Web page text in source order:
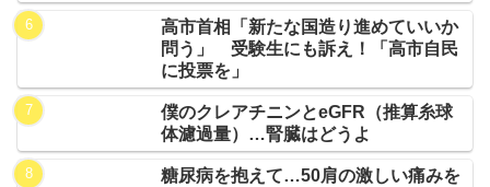
高市首相「新たな国造り進めていいか
問う」 受験生にも訴え！「高市自民
に投票を」
僕のクレアチニンとeGFR（推算糸球
体濾過量）…腎臓はどうよ
糖尿病を抱えて…50肩の激しい痛みを